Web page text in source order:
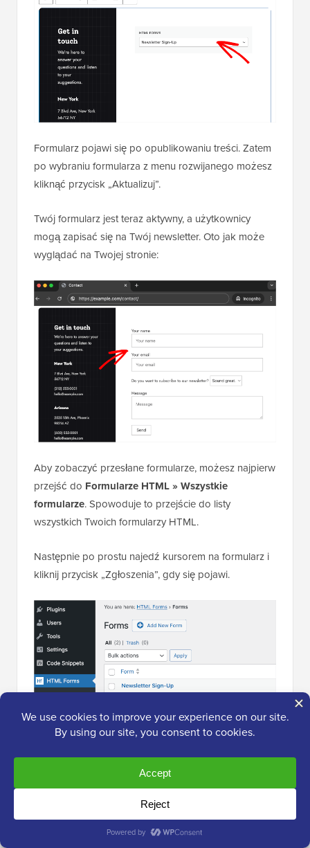
Formularz pojawi się po opublikowaniu treści. Zatem
po wybraniu formularza z menu rozwijanego możesz
kliknąć przycisk „Aktualizuj”.
Twój formularz jest teraz aktywny, a użytkownicy
mogą zapisać się na Twój newsletter. Oto jak może
wyglądać na Twojej stronie:
Aby zobaczyć przesłane formularze, możesz najpierw
przejść do Formularze HTML » Wszystkie
formularze. Spowoduje to przejście do listy
wszystkich Twoich formularzy HTML.
Następnie po prostu najedź kursorem na formularz i
kliknij przycisk „Zgłoszenia”, gdy się pojawi.
Wskazówka Pro: Przed promocją
formularza przetestuj go samodzielnie,
wysyłając przykładowe zgłoszenie. Sprawdź,
czy otrzymasz powiadomienie e-mail i czy